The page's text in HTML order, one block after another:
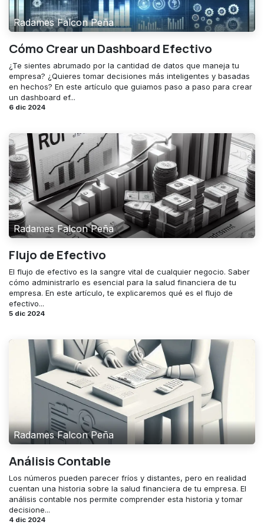
Radames Falcon Peña
Cómo Crear un Dashboard Efectivo
¿Te sientes abrumado por la cantidad de datos que maneja tu
empresa? ¿Quieres tomar decisiones más inteligentes y basadas
en hechos? En este artículo que guiamos paso a paso para crear
un dashboard ef...
6 dic 2024
Radames Falcon Peña
Flujo de Efectivo
El flujo de efectivo es la sangre vital de cualquier negocio. Saber
cómo administrarlo es esencial para la salud financiera de tu
empresa. En este artículo, te explicaremos qué es el flujo de
efectivo...
5 dic 2024
Radames Falcon Peña
Análisis Contable
Los números pueden parecer fríos y distantes, pero en realidad
cuentan una historia sobre la salud financiera de tu empresa. El
análisis contable nos permite comprender esta historia y tomar
decisione...
4 dic 2024